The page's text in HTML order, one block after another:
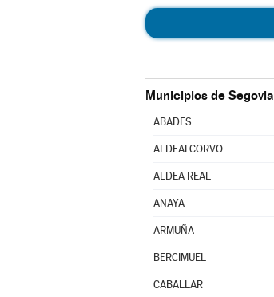
Municipios de Segovia
ABADES
ALDEALCORVO
ALDEA REAL
ANAYA
ARMUÑA
BERCIMUEL
CABALLAR